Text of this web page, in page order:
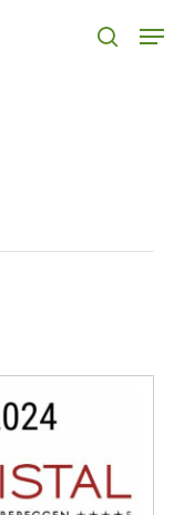
search